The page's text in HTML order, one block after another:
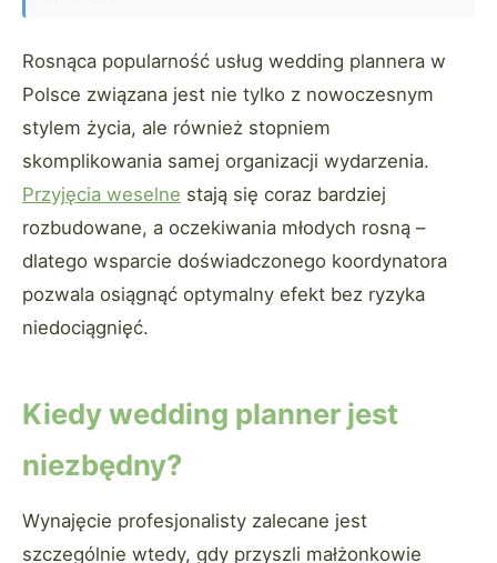
Rosnąca popularność usług wedding plannera w
Polsce związana jest nie tylko z nowoczesnym
stylem życia, ale również stopniem
skomplikowania samej organizacji wydarzenia.
Przyjęcia weselne stają się coraz bardziej
rozbudowane, a oczekiwania młodych rosną –
dlatego wsparcie doświadczonego koordynatora
pozwala osiągnąć optymalny efekt bez ryzyka
niedociągnięć.
Kiedy wedding planner jest
niezbędny?
Wynajęcie profesjonalisty zalecane jest
szczególnie wtedy, gdy przyszli małżonkowie